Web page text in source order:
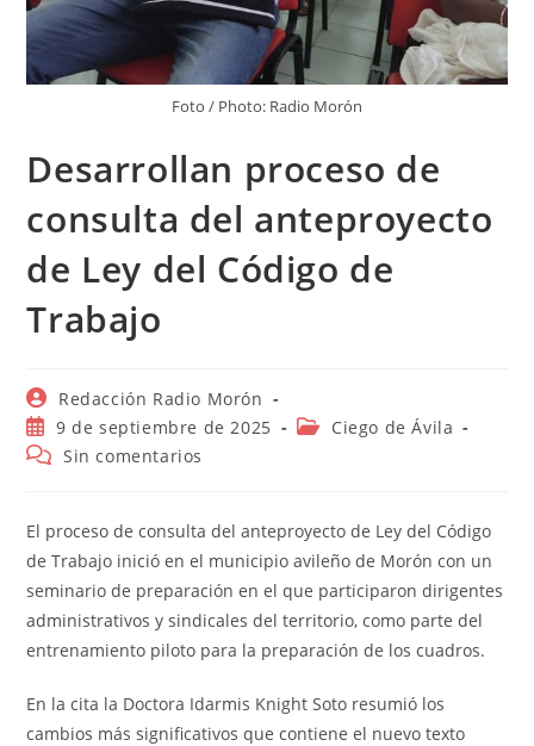
Foto / Photo: Radio Morón
Desarrollan proceso de
consulta del anteproyecto
de Ley del Código de
Trabajo
Autor
de
la
entrada:
Redacción Radio Morón
Publicación
de
la
9 de septiembre de 2025
Categoría
Ciego de Ávila
Comentarios
entrada:
Sin comentarios
El proceso de consulta del anteproyecto de Ley del Código
de Trabajo inició en el municipio avileño de Morón con un
seminario de preparación en el que participaron dirigentes
administrativos y sindicales del territorio, como parte del
entrenamiento piloto para la preparación de los cuadros.
En la cita la Doctora Idarmis Knight Soto resumió los
cambios más significativos que contiene el nuevo texto